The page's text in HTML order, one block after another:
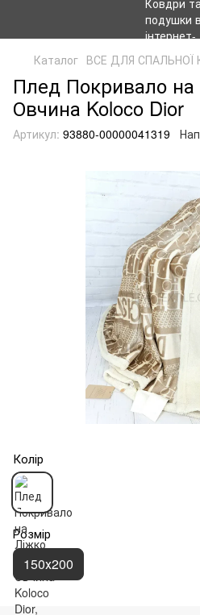
Каталог ВСЕ ДЛЯ СПАЛЬНОЇ
Плед Покривало
Овчина Koloco Dior
Артикул: 93880-00000041319
Колір
Розмір
150х200